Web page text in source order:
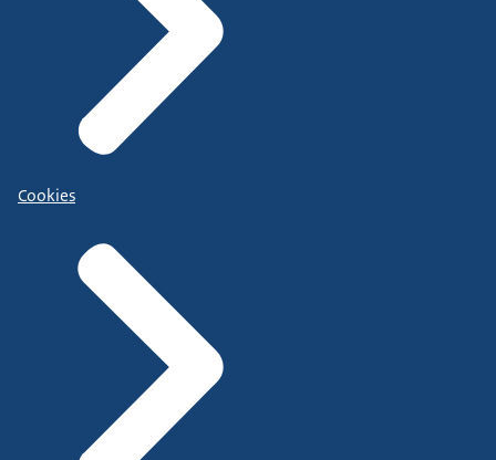
Cookies